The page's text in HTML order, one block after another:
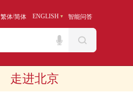
繁体/简体 ENGLISH 智能问答
走进北京